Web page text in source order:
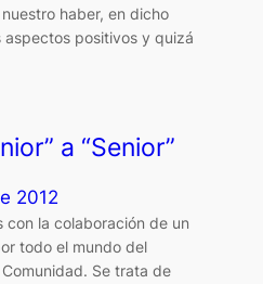
haber, en dicho
positivos y quizá
a “Senior”
2012
con la colaboración de un
todo el mundo del
Se trata de